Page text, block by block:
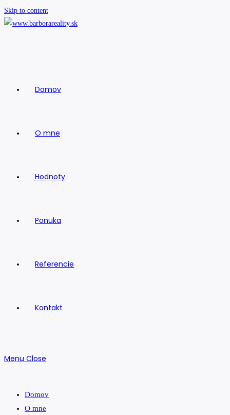
Skip to content
Domov
O mne
Hodnoty
Ponuka
Referencie
Kontakt
Menu Close
Domov
O mne